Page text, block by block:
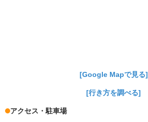
[Google Mapで見る]
[行き方を調べる]
アクセス・駐車場